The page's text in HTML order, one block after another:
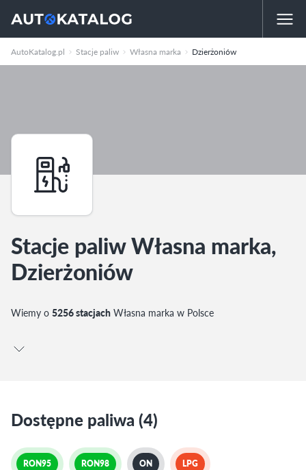
AutoKatalog.pl Stacje paliw Własna marka Dzierżoniów
Stacje paliw Własna marka,
Dzierżoniów
Wiemy o 5256 stacjach Własna marka w Polsce
Dostępne paliwa (4)
RON95 RON98 ON LPG